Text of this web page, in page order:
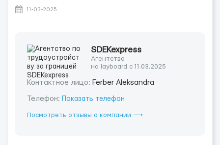
11-03-2025
SDEKexpress
Агентство
на layboard с 11.03.2025
Контактное лицо: Ferber Aleksandra
Телефон: Показать телефон
Посмотреть отзывы о компании ⟶